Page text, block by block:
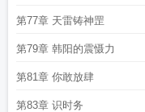
第77章 天雷铸神罡
第79章 韩阳的震慑力
第81章 你敢放肆
第83章 识时务